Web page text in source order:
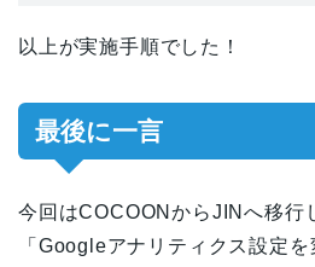
以上が実施手順でした！
最後に一言
今回はCOCOONからJINへ移行
「Googleアナリティクス設定を